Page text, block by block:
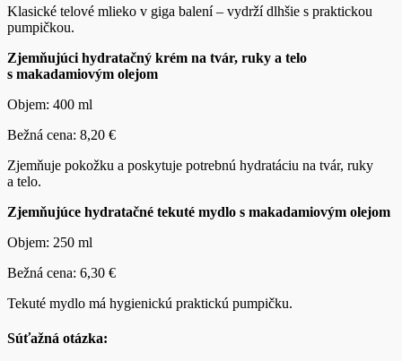
Klasické telové mlieko v giga balení – vydrží dlhšie s praktickou
pumpičkou.
Zjemňujúci hydratačný krém na tvár, ruky a telo
s makadamiovým olejom
Objem: 400 ml
Bežná cena: 8,20 €
Zjemňuje pokožku a poskytuje potrebnú hydratáciu na tvár, ruky
a telo.
Zjemňujúce hydratačné tekuté mydlo s makadamiovým olejom
Objem: 250 ml
Bežná cena: 6,30 €
Tekuté mydlo má hygienickú praktickú pumpičku.
Súťažná otázka: